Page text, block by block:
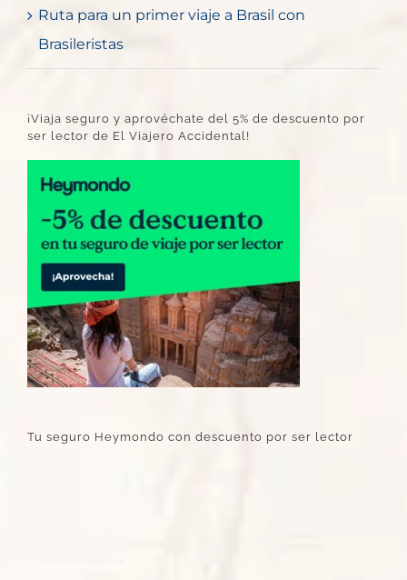
Ruta para un primer viaje a Brasil con
Brasileristas
¡Viaja seguro y aprovéchate del 5% de descuento por
ser lector de El Viajero Accidental!
Tu seguro Heymondo con descuento por ser lector